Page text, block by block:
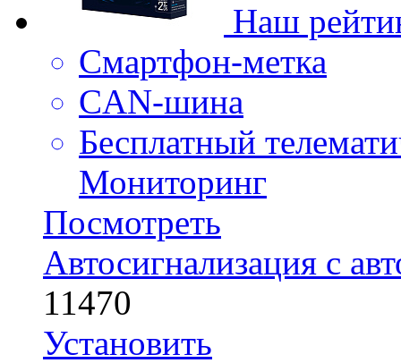
Наш
Смартфон-метка
CAN-шина
Бесплатный
Мониторинг
Посмотреть
Автосигнализация с
11470
Установить